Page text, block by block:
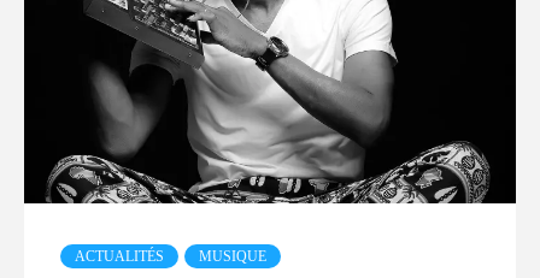
ACTUALITÉS MUSIQUE